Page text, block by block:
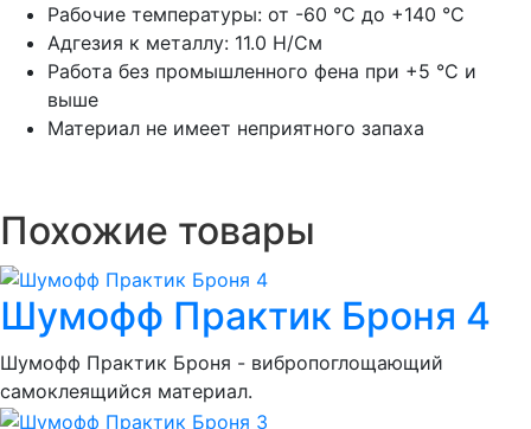
Рабочие температуры: от -60 °С до +140 °С
Адгезия к металлу: 11.0 Н/См
Работа без промышленного фена при +5 °С и
выше
Материал не имеет неприятного запаха
Похожие товары
Шумoфф Практик Броня 4
Шумoфф Практик Броня - вибропоглощающий
самоклеящийся материал.